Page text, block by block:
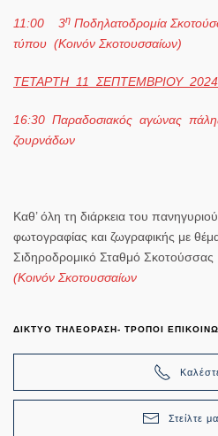
11:00 3η Ποδηλατοδρομία
τύπου (Κοινόν Σκοτουσσαίων)
ΤΕΤΑΡΤΗ 11 ΣΕΠΤΕΜΒΡΙΟΥ 2024
16:30 Παραδοσιακός αγώνας
ζουρνάδων
Καθ’ όλη τη διάρκεια του
φωτογραφίας και ζωγραφικής με
Σιδηροδρομικό Σταθμό
(Κοινόν Σκοτουσσαίων
ΔΙΚΤΥΟ ΤΗΛΕΟΡΑΣΗ- ΤΡΟΠΟΙ
Στείλτε